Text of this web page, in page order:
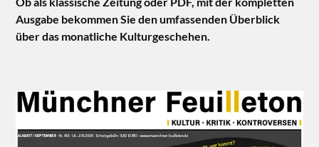
Ausgabe bekommen Sie den umfassenden Überblick
über das monatliche Kulturgeschehen.